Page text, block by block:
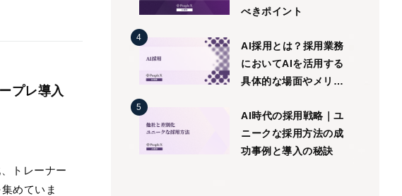
プレ導入
トレーナー
めていま
べきポイント
AI採用とは？採用業務
においてAIを活用する
具体的な場面やメリッ
AI時代の採用戦略｜ユ
ニークな採用方法の成
功事例と導入の秘訣